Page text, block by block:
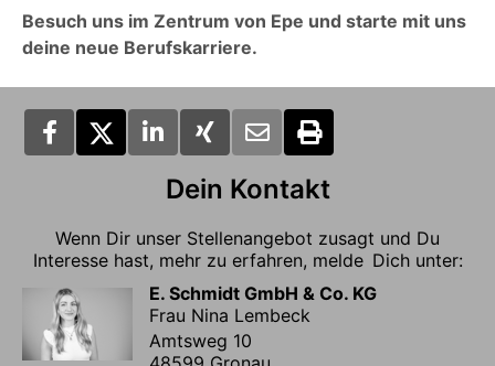
Besuch uns im Zentrum von Epe und starte mit uns
deine neue Berufskarriere.
Dein Kontakt
Wenn Dir unser Stellenangebot zusagt und Du
Interesse hast, mehr zu erfahren, melde Dich unter:
E. Schmidt GmbH & Co. KG
Frau Nina Lembeck
Amtsweg 10